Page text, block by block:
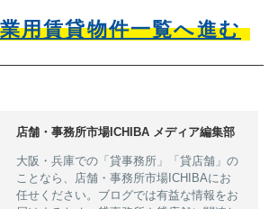
用賃貸物件一覧へ進む
店舗・事務所市場ICHIBA メディア編集部
大阪・兵庫での「貸事務所」「貸店舗」の
ことなら、店舗・事務所市場ICHIBAにお
任せください。ブログでは有益な情報をお